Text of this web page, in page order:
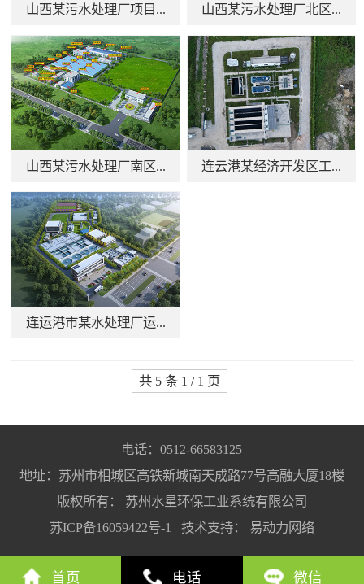
山西某污水处理厂项目... 山西某污水处理厂北区...
山西某污水处理厂南区... 连云港某经济开发区工...
连运港市某水处理厂运...
共 5 条 1 / 1 页
电话：0512-66583125
地址：苏州市相城区高铁新城南天成路77号高融大厦18楼
版权所有： 苏州水星环保工业系统有限公司
苏ICP备16059422号-1 技术支持： 易动力网络
首页 电话 微信